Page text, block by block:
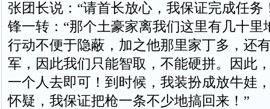
张团长说：“请首长放心，我保证完成任务
锋一转：“那个土豪家离我们这里有几十里
行动不便于隐蔽，加之他那里家丁多，还
军，因此我们只能智取，不能硬拼。因此
一个人去即可！到时候，我装扮成放牛娃
怀疑，我保证把枪一条不少地搞回来！”